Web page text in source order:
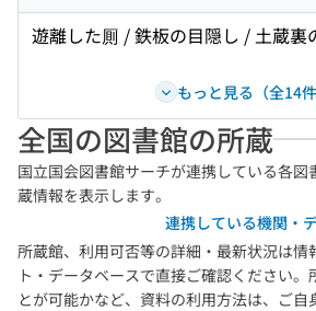
遊離した厠 / 鉄板の目隠し / 土蔵裏
もっと見る（全14件
全国の図書館の所蔵
国立国会図書館サーチが連携している各図
蔵情報を表示します。
連携している機関・
所蔵館、利用可否等の詳細・最新状況は情
ト・データベースで直接ご確認ください。
とが可能かなど、資料の利用方法は、ご自